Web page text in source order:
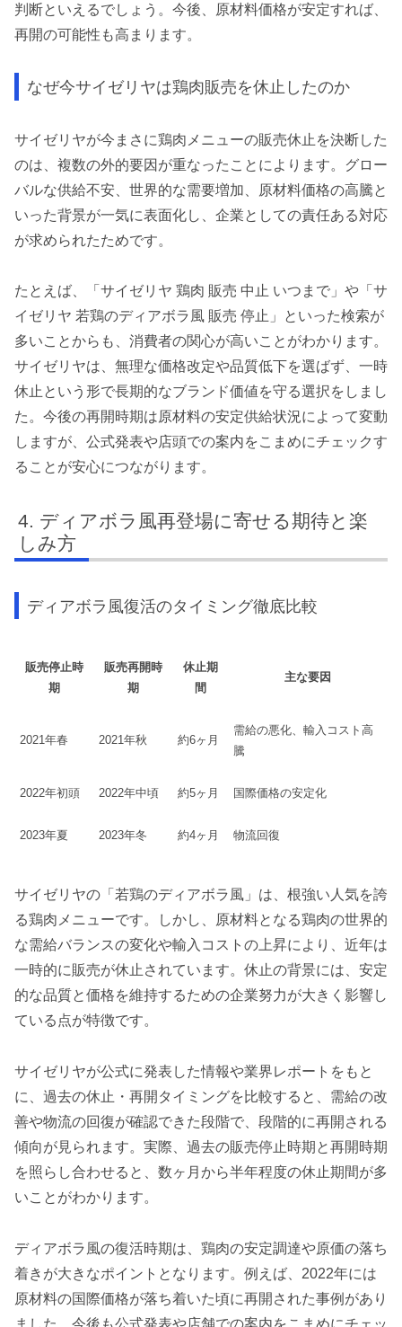
判断といえるでしょう。今後、原材料価格が安定すれば、
再開の可能性も高まります。
なぜ今サイゼリヤは鶏肉販売を休止したのか
サイゼリヤが今まさに鶏肉メニューの販売休止を決断した
のは、複数の外的要因が重なったことによります。グロー
バルな供給不安、世界的な需要増加、原材料価格の高騰と
いった背景が一気に表面化し、企業としての責任ある対応
が求められたためです。
たとえば、「サイゼリヤ 鶏肉 販売 中止 いつまで」や「サ
イゼリヤ 若鶏のディアボラ風 販売 停止」といった検索が
多いことからも、消費者の関心が高いことがわかります。
サイゼリヤは、無理な価格改定や品質低下を選ばず、一時
休止という形で長期的なブランド価値を守る選択をしまし
た。今後の再開時期は原材料の安定供給状況によって変動
しますが、公式発表や店頭での案内をこまめにチェックす
ることが安心につながります。
ディアボラ風再登場に寄せる期待と楽
しみ方
ディアボラ風復活のタイミング徹底比較
販売停止時
期
販売再開時
期
休止期
間
主な要因
2021年春 2021年秋 約6ヶ月
需給の悪化、輸入コスト高
騰
2022年初頭 2022年中頃 約5ヶ月 国際価格の安定化
2023年夏 2023年冬 約4ヶ月 物流回復
サイゼリヤの「若鶏のディアボラ風」は、根強い人気を誇
る鶏肉メニューです。しかし、原材料となる鶏肉の世界的
な需給バランスの変化や輸入コストの上昇により、近年は
一時的に販売が休止されています。休止の背景には、安定
的な品質と価格を維持するための企業努力が大きく影響し
ている点が特徴です。
サイゼリヤが公式に発表した情報や業界レポートをもと
に、過去の休止・再開タイミングを比較すると、需給の改
善や物流の回復が確認できた段階で、段階的に再開される
傾向が見られます。実際、過去の販売停止時期と再開時期
を照らし合わせると、数ヶ月から半年程度の休止期間が多
いことがわかります。
ディアボラ風の復活時期は、鶏肉の安定調達や原価の落ち
着きが大きなポイントとなります。例えば、2022年には
原材料の国際価格が落ち着いた頃に再開された事例があり
ました。今後も公式発表や店舗での案内をこまめにチェッ